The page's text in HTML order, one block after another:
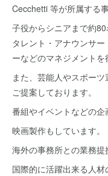
Cecchetti 等が所属する
子役からシニアまで約
タレント・アナウンサ
ーなどのマネジメントを
また、芸能人やスポー
ご提案しております。
番組やイベントなどの企
映画製作もしています。
海外の事務所との業務提
国際的に活躍出来る人材